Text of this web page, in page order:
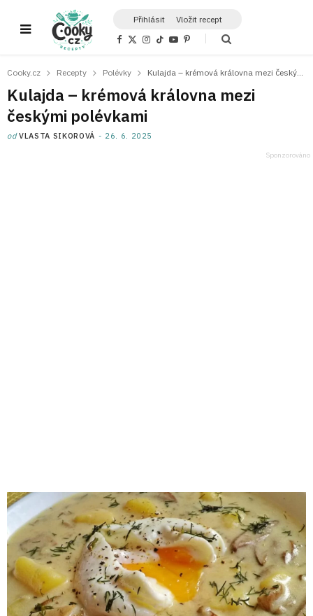
Přihlásit Vložit recept
F
b
o
k
X
i
t
e
r
)
I
a
a
T
o
Y
u
e
P
e
e
s
Cooky.cz Recepty Polévky
Kulajda – krémová královna mezi
českými polévkami
odVLASTA SIKOROVÁ 26. 6. 2025